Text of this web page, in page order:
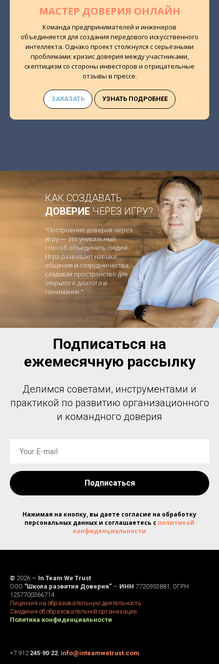
МАСТЕР ДОВЕРИЯ ОНЛАЙН
Команда предпринимателей и инженеров
объединяется для создания передового искусственного
интеллекта. Однако проект столкнулся с серьёзными
проблемами: кризис доверия между участниками,
скептицизм со стороны инвесторов и отрицательные
отзывы в прессе.
ЗАКАЗАТЬ УЗНАТЬ ПОДРОБНЕЕ
КАК СОЗДАВАТЬ
ДОВЕРИЕ ЧЕРЕЗ ИГРУ?
"Построение доверия через
игру — это уникальный
способ объединить людей.
Игра развивает навыки
общения и сотрудничества,
создавая пространство для
открытого диалога и
понимания."
Подписаться на
ежемесячную рассылку
Делимся советами, инструментами и
практикой по развитию организационного
и командного доверия
Подписаться
Нажимая на кнопку, вы даете согласие на обработку
персональных данных и соглашаетесь c политикой
конфиденциальности
© 2026 — In Team We Trust
ООО "Школа развития Доверия" — ИНН 7720953881, ОГРН
1257700366714
Лицензия на образовательную деятельность
Сведения об образовательной организации
Политика конфиденциальности
+7 912 245-90-22 info@inteamwetrust.com